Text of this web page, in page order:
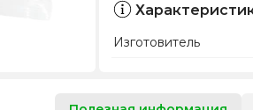
Изготовитель